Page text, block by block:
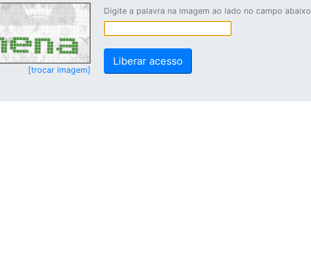
[trocar imagem]
Digite a palavra na imagem ao lado no campo abaixo